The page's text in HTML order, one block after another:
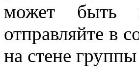
может быть
отправляйте в
на стене